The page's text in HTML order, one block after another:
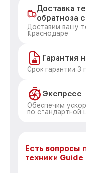
Доставка
обратноза
Доставим вашу
Краснодаре
Гарантия
Срок гарантии 3
Обеспечим
по стандартной
Есть вопросы
техники Guide